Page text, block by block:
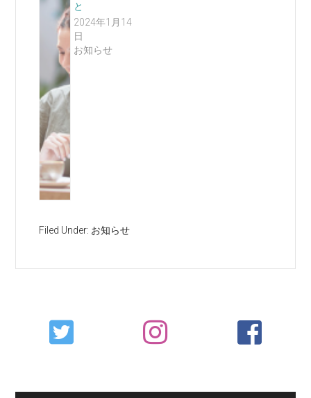
と
2024年1月14
日
お知らせ
Filed Under: お知らせ
Primary
Sidebar